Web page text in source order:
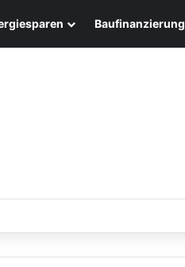
Baufinanzierung
für Ihr Zuhause